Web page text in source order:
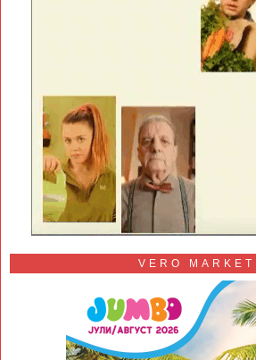
VERO MARKETI